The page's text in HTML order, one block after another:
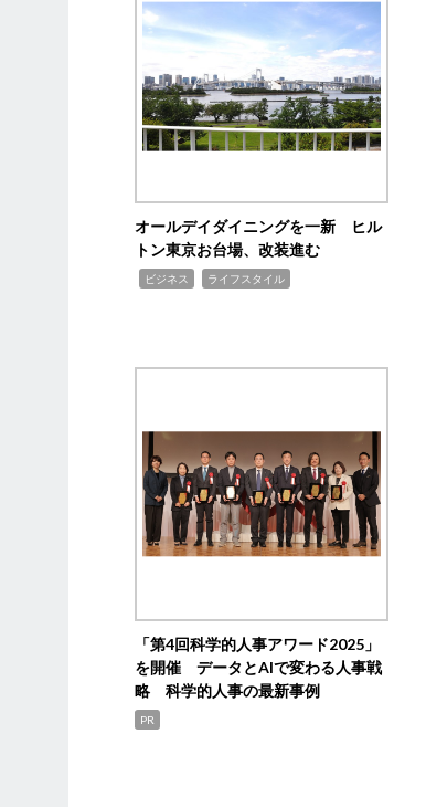
オールデイダイニングを一新 ヒル
トン東京お台場、改装進む
ビジネス ライフスタイル
「第4回科学的人事アワード2025」
を開催 データとAIで変わる人事戦
略 科学的人事の最新事例
PR